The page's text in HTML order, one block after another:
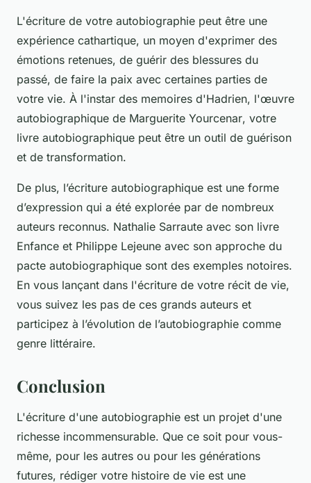
L'écriture de votre autobiographie peut être une
expérience cathartique, un moyen d'exprimer des
émotions retenues, de guérir des blessures du
passé, de faire la paix avec certaines parties de
votre vie. À l'instar des memoires d'Hadrien, l'œuvre
autobiographique de Marguerite Yourcenar, votre
livre autobiographique peut être un outil de guérison
et de transformation.
De plus, l’écriture autobiographique est une forme
d’expression qui a été explorée par de nombreux
auteurs reconnus. Nathalie Sarraute avec son livre
Enfance et Philippe Lejeune avec son approche du
pacte autobiographique sont des exemples notoires.
En vous lançant dans l'écriture de votre récit de vie,
vous suivez les pas de ces grands auteurs et
participez à l’évolution de l’autobiographie comme
genre littéraire.
Conclusion
L'écriture d'une autobiographie est un projet d'une
richesse incommensurable. Que ce soit pour vous-
même, pour les autres ou pour les générations
futures, rédiger votre histoire de vie est une